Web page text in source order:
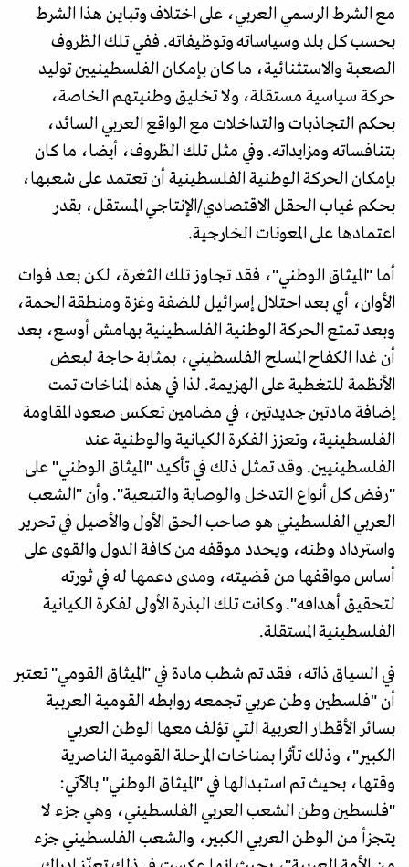
مع الشرط الرسمي العربي، على اختلاف وتباين هذا الشرط
بحسب كل بلد وسياساته وتوظيفاته. ففي تلك الظروف
الصعبة والاستثنائية، ما كان بإمكان الفلسطينيين توليد
حركة سياسية مستقلة، ولا تخليق وطنيتهم الخاصة،
بحكم التجاذبات والتداخلات مع الواقع العربي السائد،
بتنافساته ومزايداته. وفي مثل تلك الظروف، أيضا، ما كان
بإمكان الحركة الوطنية الفلسطينية أن تعتمد على شعبها،
بحكم غياب الحقل الاقتصادي/الإنتاجي المستقل، بقدر
اعتمادها على المعونات الخارجية.
أما "الميثاق الوطني"، فقد تجاوز تلك الثغرة، لكن بعد فوات
الأوان، أي بعد احتلال إسرائيل للضفة وغزة ومنطقة الحمة،
وبعد تمتع الحركة الوطنية الفلسطينية بهامش أوسع، بعد
أن غدا الكفاح المسلح الفلسطيني، بمثابة حاجة لبعض
الأنظمة للتغطية على الهزيمة. لذا في هذه المناخات تمت
إضافة مادتين جديدتين، في مضامين تعكس صعود المقاومة
الفلسطينية، وتعزز الفكرة الكيانية والوطنية عند
الفلسطينيين. وقد تمثل ذلك في تأكيد "الميثاق الوطني" على
"رفض كل أنواع التدخل والوصاية والتبعية". وأن "الشعب
العربي الفلسطيني هو صاحب الحق الأول والأصيل في تحرير
واسترداد وطنه، ويحدد موقفه من كافة الدول والقوى على
أساس مواقفها من قضيته، ومدى دعمها له في ثورته
لتحقيق أهدافه". وكانت تلك البذرة الأولى لفكرة الكيانية
الفلسطينية المستقلة.
في السياق ذاته، فقد تم شطب مادة في "الميثاق القومي" تعتبر
أن "فلسطين وطن عربي تجمعه روابطه القومية العربية
بسائر الأقطار العربية التي تؤلف معها الوطن العربي
الكبير"، وذلك تأثرا بمناخات المرحلة القومية الناصرية
وقتها، بحيث تم استبدالها في "الميثاق الوطني" بالآتي:
"فلسطين وطن الشعب العربي الفلسطيني، وهي جزء لا
يتجزأ من الوطن العربي الكبير، والشعب الفلسطيني جزء